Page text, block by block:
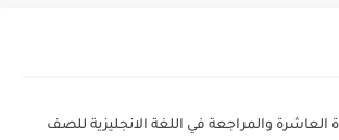
العاشرة والمراجعة في اللغة الانجليزية للصف